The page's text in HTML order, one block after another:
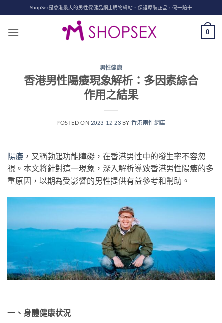
to
content
ShopSex是香港最大的男性保健品網上購物網站、保證原裝正品，假一賠十
0
男性健康
香港男性陽痿現象解析：多因素綜合
作用之結果
POSTED ON 2023-12-23 BY 香港兩性網店
陽痿 ，又稱勃起功能障礙，在香港男性中的發生率不容忽
視。本文將針對這一現象，深入解析導致香港男性陽痿的多
重原因，以期為受影響的男性提供有益參考和幫助。
一、身體健康狀況